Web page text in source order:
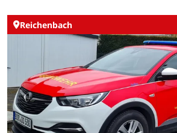
Reichenbach